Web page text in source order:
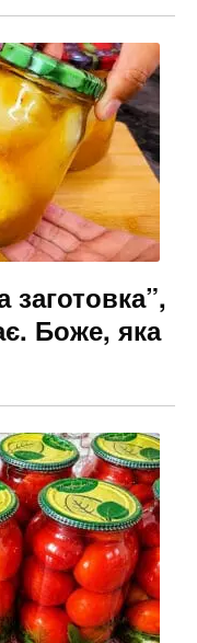
заготовка”,
Боже, яка